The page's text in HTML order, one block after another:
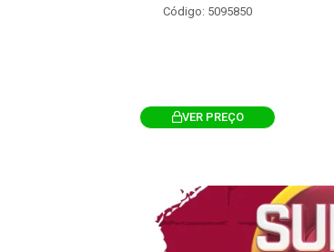
Código: 5095850
VER PREÇO